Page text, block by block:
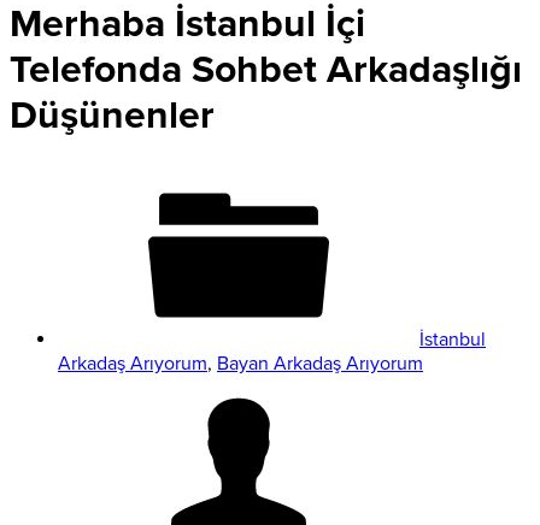
Merhaba İstanbul İçi
Telefonda Sohbet Arkadaşlığı
Düşünenler
İstanbul
Arkadaş Arıyorum, Bayan Arkadaş Arıyorum